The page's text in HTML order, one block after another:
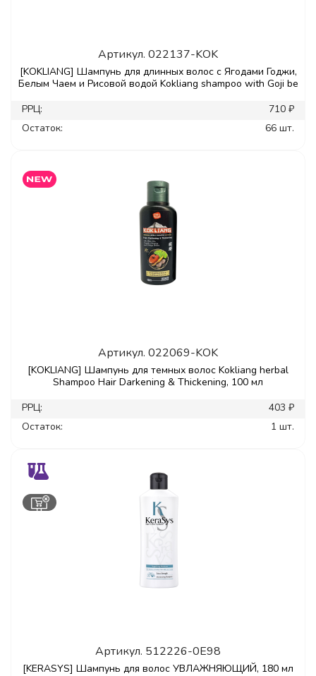
Артикул. 022137-KOK
[KOKLIANG] Шампунь для длинных волос с Ягодами Годжи,
Белым Чаем и Рисовой водой Kokliang shampoo with Goji be
РРЦ:
710 ₽
Остаток:
66 шт.
Артикул. 022069-KOK
[KOKLIANG] Шампунь для темных волос Kokliang herbal
Shampoo Hair Darkening & Thickening, 100 мл
РРЦ:
403 ₽
Остаток:
1 шт.
Артикул. 512226-0E98
[KERASYS] Шампунь для волос УВЛАЖНЯЮЩИЙ, 180 мл